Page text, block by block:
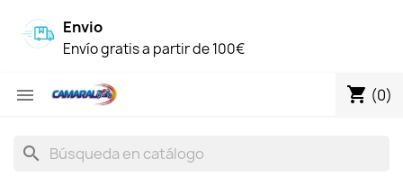
Envio
Envío gratis a partir de 100€
 shopping_cart (0)
search